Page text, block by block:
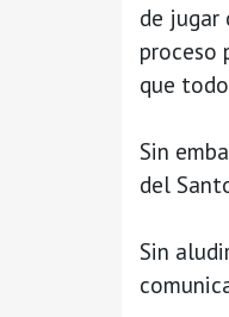
de jugar
proceso
que
Sin
del
Sin